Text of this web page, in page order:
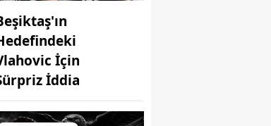
İçin
İddia